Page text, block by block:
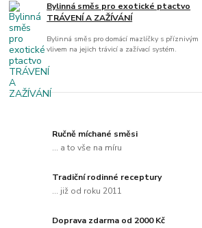
Bylinná směs pro exotické ptactvo
TRÁVENÍ A ZAŽÍVÁNÍ
Bylinná směs pro domácí mazlíčky s příznivým
vlivem na jejich trávicí a zažívací systém.
Ručně míchané směsi
... a to vše na míru
Tradiční rodinné receptury
... již od roku 2011
Doprava zdarma od 2000 Kč